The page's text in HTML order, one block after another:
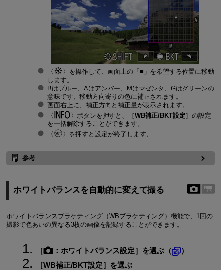
を操作して、画面上の「■」を希望する位置に移動
します。
Bはブルー、Aはアンバー、Mはマゼンタ、Gはグリーンの
意味です。移動方向寄りの色に補正されます。
画面右上に、補正方向と補正量が表示されます。
ボタンを押すと、［WB補正/BKT設定 ］の設定
を一括解除することができます。
を押すと設定が終了します。
参考
ホワイトバランスを自動的に変えて撮る
ホワイトバランスブラケティング（WBブラケティング）機能で、1回の
撮影で色あいの異なる3枚の画像を記録することができます。
［ ： ホワイトバランス設定］を選ぶ（
）
［WB補正/BKT設定］を選ぶ